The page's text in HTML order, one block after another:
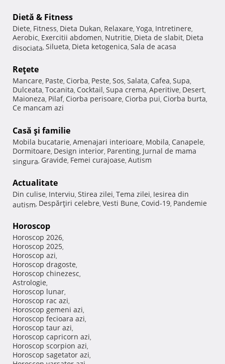
Dietă & Fitness
Diete, Fitness, Dieta Dukan, Relaxare, Yoga, Intretinere,
Aerobic, Exercitii abdomen, Nutritie, Dieta de slabit, Dieta
disociata, Silueta, Dieta ketogenica, Sala de acasa
Reţete
Mancare, Paste, Ciorba, Peste, Sos, Salata, Cafea, Supa,
Dulceata, Tocanita, Cocktail, Supa crema, Aperitive, Desert,
Maioneza, Pilaf, Ciorba perisoare, Ciorba pui, Ciorba burta,
Ce mancam azi
Casă şi familie
Mobila bucatarie, Amenajari interioare, Mobila, Canapele,
Dormitoare, Design interior, Parenting, Jurnal de mama
singura, Gravide, Femei curajoase, Autism
Actualitate
Din culise, Interviu, Stirea zilei, Tema zilei, Iesirea din
autism, Despărţiri celebre, Vesti Bune, Covid-19, Pandemie
Horoscop
Horoscop 2026,
Horoscop 2025,
Horoscop azi,
Horoscop dragoste,
Horoscop chinezesc,
Astrologie,
Horoscop lunar,
Horoscop rac azi,
Horoscop gemeni azi,
Horoscop fecioara azi,
Horoscop taur azi,
Horoscop capricorn azi,
Horoscop scorpion azi,
Horoscop sagetator azi,